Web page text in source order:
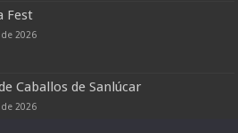
Fest
2026
Caballos de Sanlúcar
2026